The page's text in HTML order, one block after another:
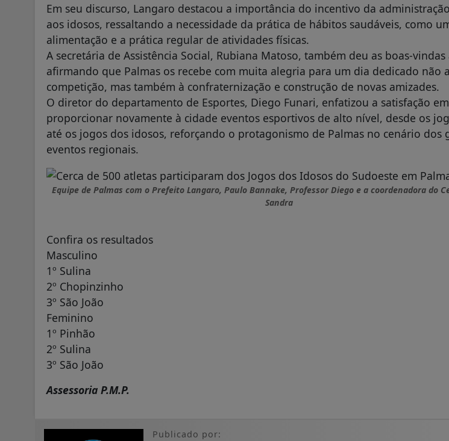
Em seu discurso, Langaro destacou a importância do incentivo da
aos idosos, ressaltando a necessidade da prática de hábitos saudáveis, como
alimentação e a prática regular de atividades físicas.
A secretária de Assistência Social, Rubiana Matoso, também deu as boas-vindas
afirmando que Palmas os recebe com muita alegria para um dia dedicado não
competição, mas também à confraternização e construção de novas amizades.
O diretor do departamento de Esportes, Diego Funari, enfatizou a satisfação em
proporcionar novamente à cidade eventos esportivos de alto nível, desde os
até os jogos dos idosos, reforçando o protagonismo de Palmas no cenário dos
eventos regionais.
Equipe de Palmas com o Prefeito Langaro, Paulo Bannake, Professor Diego e a coordenadora do
Sandra
Confira os resultados
Masculino
1º Sulina
2º Chopinzinho
3º São João
Feminino
1º Pinhão
2º Sulina
3º São João
Assessoria P.M.P.
Publicado por: